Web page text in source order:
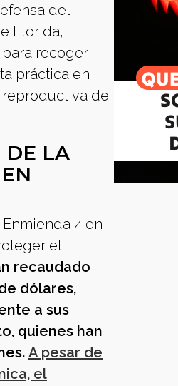
del
Florida,
recoger
práctica en
de
DE LA
4 en
el
recaudado
dólares,
a sus
quienes han
A pesar de
el